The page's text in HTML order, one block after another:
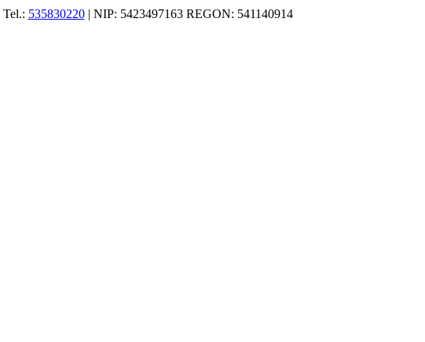
Tel.: 535830220| NIP: 5423497163 REGON: 541140914